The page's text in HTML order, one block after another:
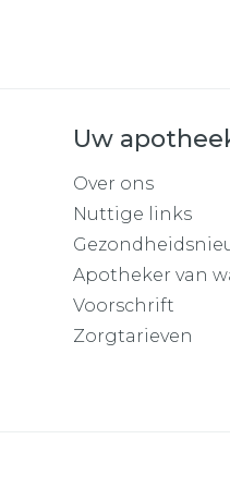
Uw
Over ons
Nuttige links
Apotheker van
Voorschrift
Zorgtarieven